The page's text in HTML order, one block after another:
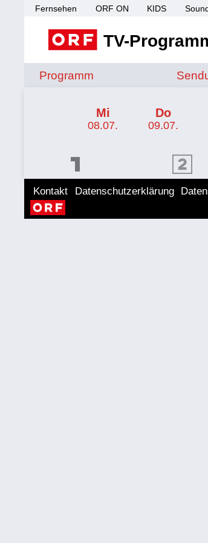
Fernsehen ORF ON KIDS
TV-
Programm
Mi
08.07.
Do
09.07.
ORF 2 Programm
Kontakt Datenschutzerklärung